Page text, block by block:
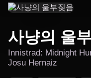
사냥의 울
Innistrad: Midnight
Josu Hernaiz